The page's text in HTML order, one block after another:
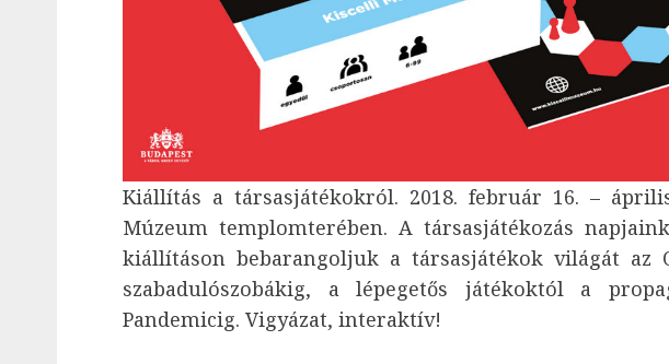
Kiállítás a társasjátékokról. 2018. február 16. –
Múzeum templomterében. A társasjátékozás
kiállításon bebarangoljuk a társasjátékok világát az
szabadulószobákig, a lépegetős játékoktól a
Pandemicig. Vigyázat, interaktív!